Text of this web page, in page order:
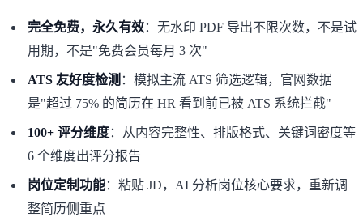
完全免费，永久有效：无水印 PDF 导出不限次数，不是试
用期，不是"免费会员每月 3 次"
ATS 友好度检测 ：模拟主流 ATS 筛选逻辑，官网数据
是"超过 75% 的简历在 HR 看到前已被 ATS 系统拦截"
100+ 评分维度：从内容完整性、排版格式、关键词密度等
6 个维度出评分报告
岗位定制功能：粘贴 JD，AI 分析岗位核心要求，重新调
整简历侧重点